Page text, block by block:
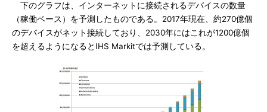
下のグラフは、インターネットに接続されるデバイスの数量
（稼働ベース）を予測したものである。2017年現在、約270億個
のデバイスがネット接続しており、2030年にはこれが1200億個
を超えるようになるとIHS Markitでは予測している。